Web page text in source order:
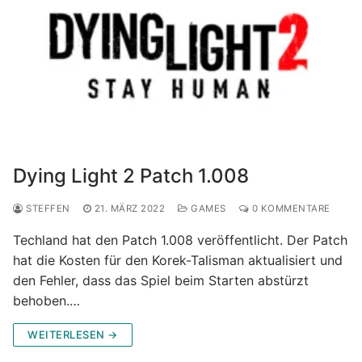
Dying Light 2 Patch 1.008
STEFFEN 21. MÄRZ 2022 GAMES 0 KOMMENTARE
Techland hat den Patch 1.008 veröffentlicht. Der Patch
hat die Kosten für den Korek-Talisman aktualisiert und
den Fehler, dass das Spiel beim Starten abstürzt
behoben.…
WEITERLESEN →